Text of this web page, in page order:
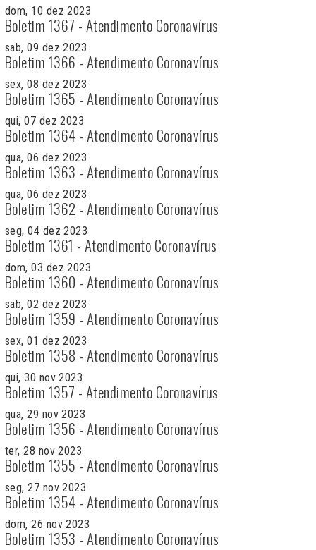
dom, 10 dez 2023
Boletim 1367 - Atendimento Coronavírus
sab, 09 dez 2023
Boletim 1366 - Atendimento Coronavírus
sex, 08 dez 2023
Boletim 1365 - Atendimento Coronavírus
qui, 07 dez 2023
Boletim 1364 - Atendimento Coronavírus
qua, 06 dez 2023
Boletim 1363 - Atendimento Coronavírus
qua, 06 dez 2023
Boletim 1362 - Atendimento Coronavírus
seg, 04 dez 2023
Boletim 1361 - Atendimento Coronavírus
dom, 03 dez 2023
Boletim 1360 - Atendimento Coronavírus
sab, 02 dez 2023
Boletim 1359 - Atendimento Coronavírus
sex, 01 dez 2023
Boletim 1358 - Atendimento Coronavírus
qui, 30 nov 2023
Boletim 1357 - Atendimento Coronavírus
qua, 29 nov 2023
Boletim 1356 - Atendimento Coronavírus
ter, 28 nov 2023
Boletim 1355 - Atendimento Coronavírus
seg, 27 nov 2023
Boletim 1354 - Atendimento Coronavírus
dom, 26 nov 2023
Boletim 1353 - Atendimento Coronavírus